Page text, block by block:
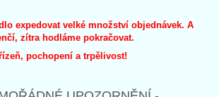
expedovat velké množství objednávek. A
zítra hodláme pokračovat.
pochopení a trpělivost!